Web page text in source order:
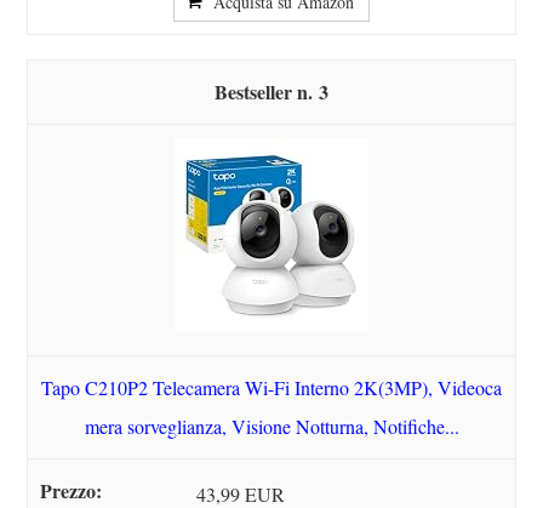
3
Tapo C210P2 Telecamera Wi-Fi Interno 2K(3MP), Videoca
mera sorveglianza, Visione Notturna, Notifiche...
43,99 EUR